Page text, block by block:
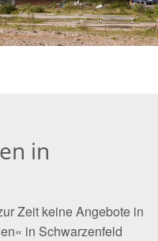
in
Zeit keine Angebote in
in Schwarzenfeld